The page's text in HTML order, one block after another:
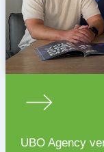
UBO Agency